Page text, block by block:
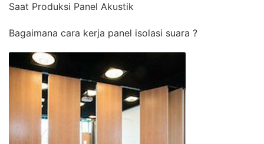
Saat Produksi Panel Akustik
Bagaimana cara kerja panel isolasi suara ?